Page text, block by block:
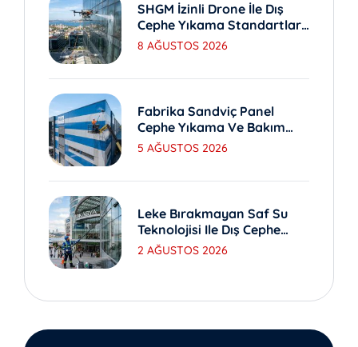
SHGM İzinli Drone İle Dış
Cephe Yıkama Standartları
Nedir?
8 AĞUSTOS 2026
Fabrika Sandviç Panel
Cephe Yıkama Ve Bakım
Yöntemleri
5 AĞUSTOS 2026
Leke Bırakmayan Saf Su
Teknolojisi Ile Dış Cephe
Yıkama
2 AĞUSTOS 2026